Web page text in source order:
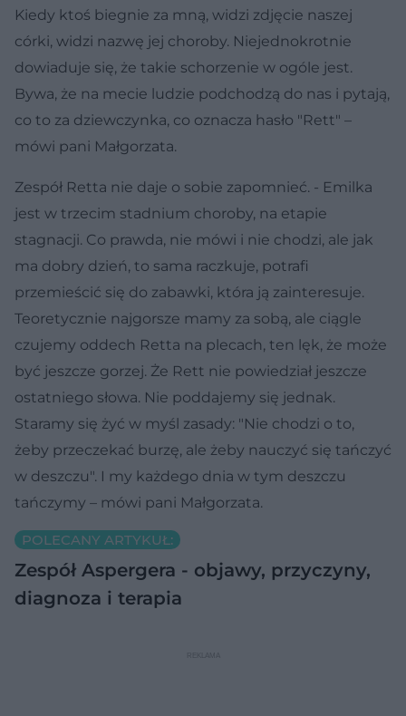
Kiedy ktoś biegnie za mną, widzi zdjęcie naszej
córki, widzi nazwę jej choroby. Niejednokrotnie
dowiaduje się, że takie schorzenie w ogóle jest.
Bywa, że na mecie ludzie podchodzą do nas i pytają,
co to za dziewczynka, co oznacza hasło "Rett" –
mówi pani Małgorzata.
Zespół Retta nie daje o sobie zapomnieć. - Emilka
jest w trzecim stadnium choroby, na etapie
stagnacji. Co prawda, nie mówi i nie chodzi, ale jak
ma dobry dzień, to sama raczkuje, potrafi
przemieścić się do zabawki, która ją zainteresuje.
Teoretycznie najgorsze mamy za sobą, ale ciągle
czujemy oddech Retta na plecach, ten lęk, że może
być jeszcze gorzej. Że Rett nie powiedział jeszcze
ostatniego słowa. Nie poddajemy się jednak.
Staramy się żyć w myśl zasady: "Nie chodzi o to,
żeby przeczekać burzę, ale żeby nauczyć się tańczyć
w deszczu". I my każdego dnia w tym deszczu
tańczymy – mówi pani Małgorzata.
POLECANY ARTYKUŁ:
Zespół Aspergera - objawy, przyczyny,
diagnoza i terapia